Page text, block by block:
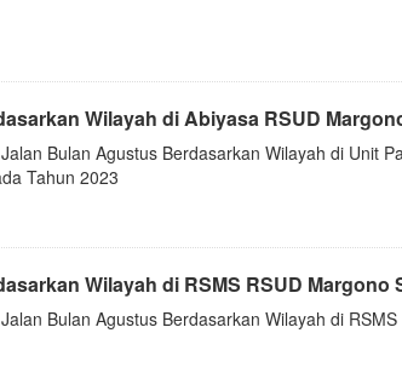
Wilayah di Abiyasa RSUD
Bulan Agustus Berdasarkan Wilayah di Unit
Tahun 2023
Wilayah di RSMS RSUD Margono
Bulan Agustus Berdasarkan Wilayah di